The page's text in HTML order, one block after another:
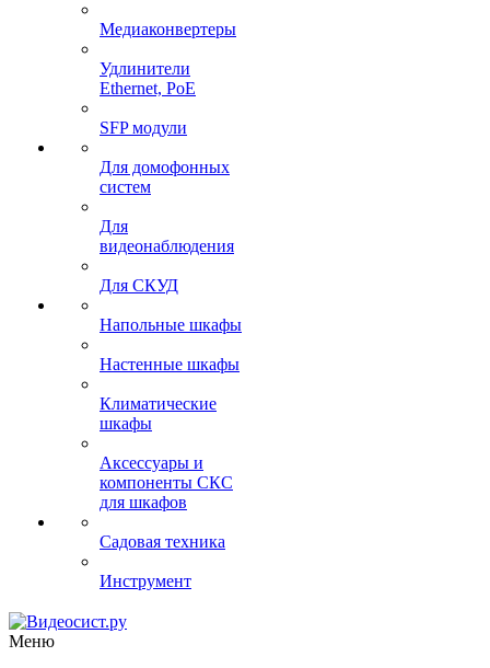
Медиаконвертеры
Удлинители
Ethernet, PoE
SFP модули
Для домофонных
систем
Для
видеонаблюдения
Для СКУД
Напольные шкафы
Настенные шкафы
Климатические
шкафы
Аксессуары и
компоненты СКС
для шкафов
Садовая техника
Инструмент
Меню